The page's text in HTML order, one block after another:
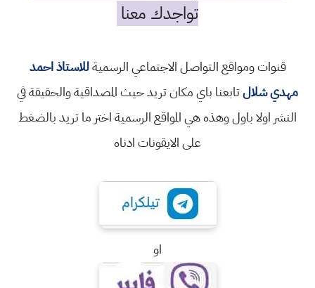
تواجدك معنا
قنوات ومواقع التواصل الاجتماعي الرسميةللاستاذ احمد
مهدي شلالتابعنا باي مكان تريد حيث المصداقية والحقيقة في
النشر اولا باول وهذه هي المواقع الرسمية اختر ما تريد بالضغط
على الايقونات ادناه
او